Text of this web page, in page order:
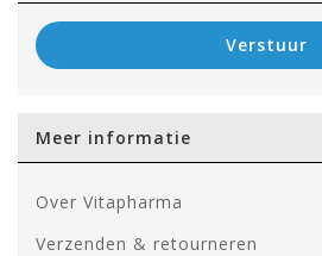
Verstuur
Meer informatie
Over Vitapharma
Verzenden & retourneren